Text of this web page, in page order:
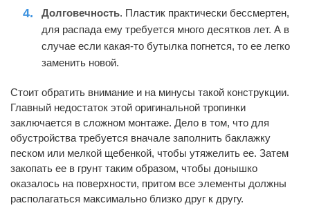
Долговечность. Пластик практически бессмертен,
для распада ему требуется много десятков лет. А в
случае если какая-то бутылка погнется, то ее легко
заменить новой.
Стоит обратить внимание и на минусы такой конструкции.
Главный недостаток этой оригинальной тропинки
заключается в сложном монтаже. Дело в том, что для
обустройства требуется вначале заполнить баклажку
песком или мелкой щебенкой, чтобы утяжелить ее. Затем
закопать ее в грунт таким образом, чтобы донышко
оказалось на поверхности, притом все элементы должны
располагаться максимально близко друг к другу.